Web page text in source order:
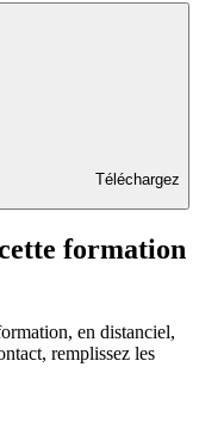
Téléchargez
formation
en distanciel,
remplissez les